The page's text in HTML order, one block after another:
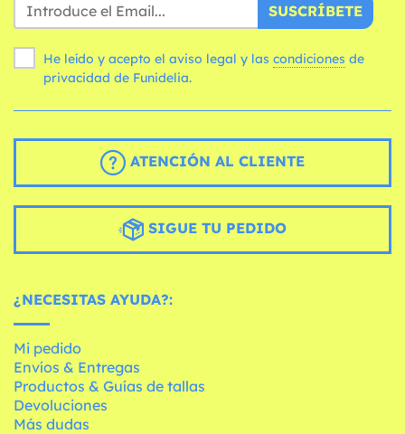
SUSCRÍBETE
He leído y acepto el aviso legal y las condiciones
privacidad de Funidelia.
ATENCIÓN AL CLIENTE
SIGUE TU PEDIDO
¿NECESITAS AYUDA?:
Mi pedido
Envíos & Entregas
Productos & Guías de tallas
Devoluciones
Más dudas